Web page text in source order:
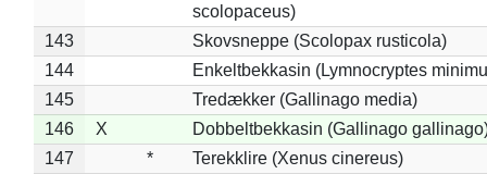
scolopaceus)
143
Skovsneppe (Scolopax rusticola)
144
Enkeltbekkasin (Lymnocryptes
145
Tredækker (Gallinago media)
146
X
Dobbeltbekkasin (Gallinago
147
*
Terekklire (Xenus cinereus)